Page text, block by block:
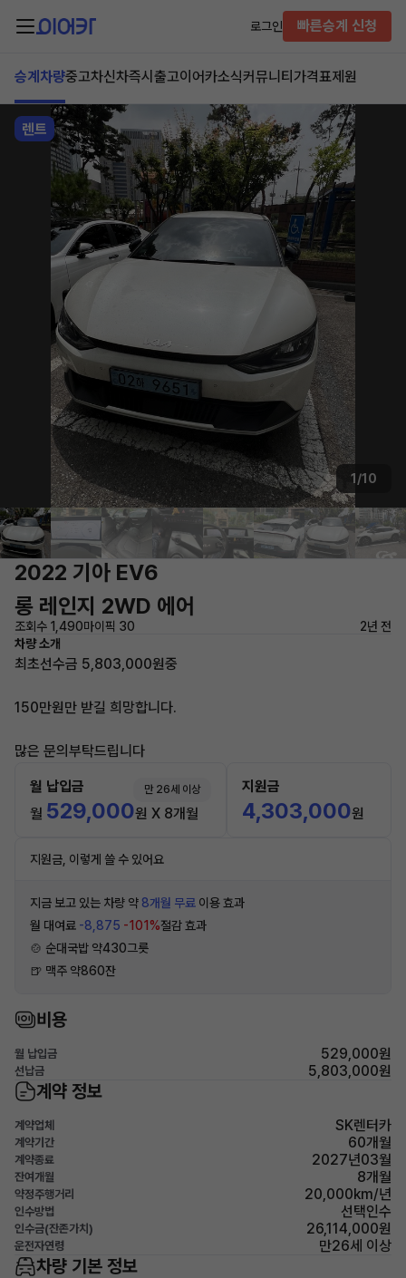
로그인 빠른승계 신청
승계차량중고차신차즉시출고이어카소식커뮤니티 가격표제원
렌트
1/10
2022 기아 EV6
롱 레인지 2WD 에어
조회수 1,490마이픽 30
2년 전
차량 소개
최초선수금 5,803,000원중
150만원만 받길 희망합니다.
많은 문의부탁드립니다
월 납입금 만 26세 이상
월 529,000원 X 8개월
지원금
4,303,000원
지원금, 이렇게 쓸 수 있어요
지금 보고 있는 차량 약 8개월 무료 이용 효과
월 대여료 -8,875 -101%절감 효과
🍲 순대국밥 약430그릇
🍺 맥주 약860잔
비용
월 납입금 529,000원
선납금 5,803,000원
계약 정보
계약업체 SK렌터카
계약기간 60개월
계약종료 2027년03월
잔여개월 8개월
약정주행거리 20,000km/년
인수방법 선택인수
인수금(잔존가치) 26,114,000원
운전자연령 만26세 이상
차량 기본 정보